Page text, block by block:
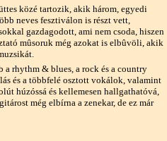
közé tartozik, akik három, egyedi
neves fesztiválon is részt vett,
gazdagodott, ami nem csoda, hiszen
mûsoruk még azokat is elbûvöli, akik
a rhythm & blues, a rock és a country
és a többfelé osztott vokálok, valamint
húzóssá és kellemesen hallgathatóvá,
még elbírna a zenekar, de ez már